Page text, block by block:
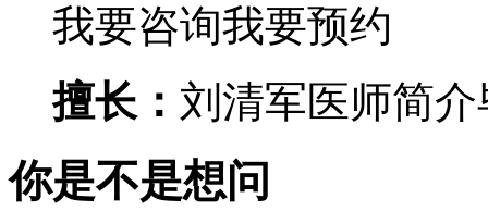
我要咨询我要预约
擅长： 刘清军医师简
你是不是想问